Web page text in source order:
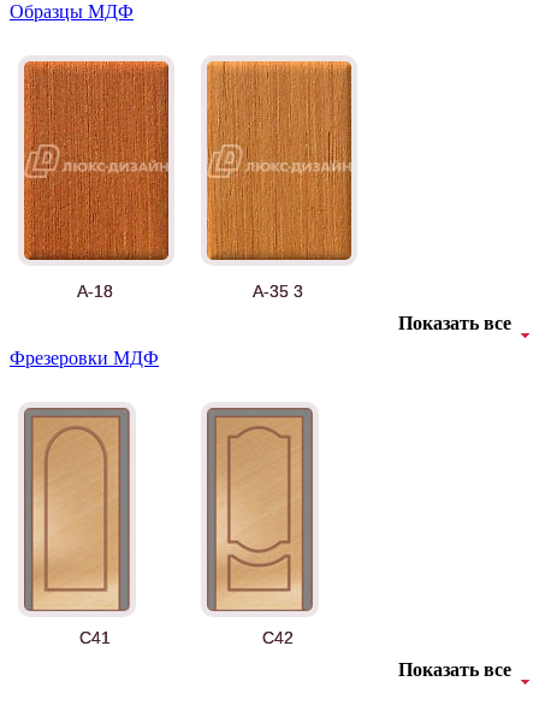
Рисунок 3 Рисунок 4
Образцы МДФ
А-18 А-35 3
Б-35 3
Показать все
Фрезеровки МДФ
C41 C42
Показать все